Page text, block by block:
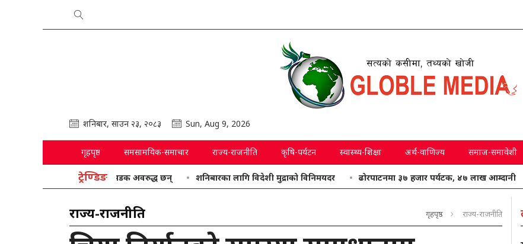
शनिबार, साउन २३, २०८३ Sun, Aug 9, 2026
गृहपृष्ठ समसामयिक-समाचार राज्य-राजनीति कृषि-पर्यटन स्वास्थ्य-शिक्षा अर्थ-वाणिज्य समाज-समावेशी
ट्रेण्डिङ
देशका यि सडक अवरुद्ध छन् शनिबारका लागि विदेशी मुद्राको विनिमयदर ढोरपाटनमा ३७ हजार पर्यटक, ४७ लाख आम्दानी
राज्य-राजनीति गृहपृष्ठ राज्य-राजनीति